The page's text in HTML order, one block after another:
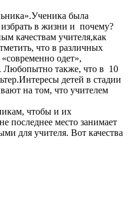
была
в жизни и почему?
качествам учителя,как
что в различных
одет»,
Любопытно также, что в 10
детей в стадии
на том, что учителем
чтобы и их
последнее место занимает
для учителя. Вот качества